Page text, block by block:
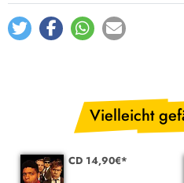
The Jahovah Version(Bonus Track)
Vielleicht
CD 14,90€*